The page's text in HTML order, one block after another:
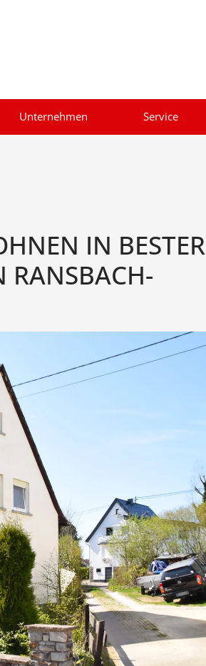
Unternehmen Service
IN BESTER
RANSBACH-